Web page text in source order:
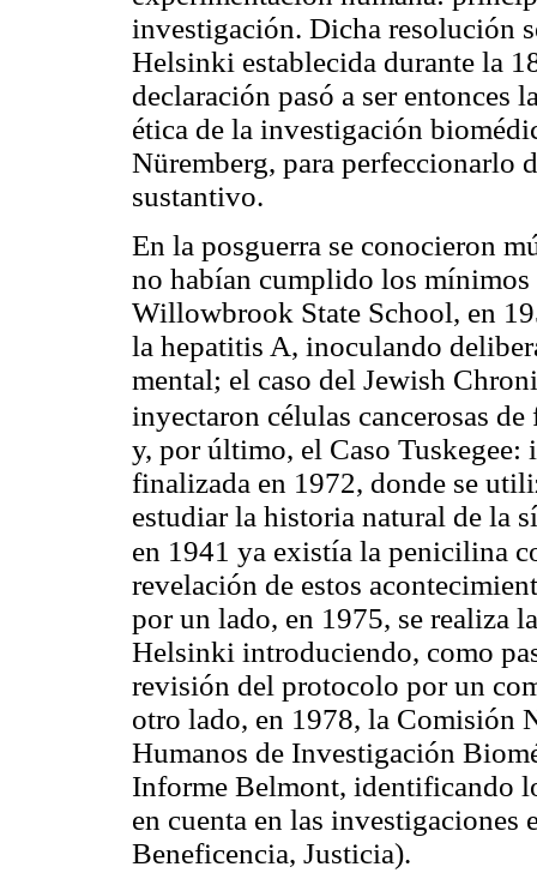
investigación. Dicha resolución
Helsinki establecida durante la
declaración pasó a ser entonces
ética de la investigación
Nüremberg, para perfeccionarlo
sustantivo.
En la posguerra se conocieron
no habían cumplido los mínimos
Willowbrook State School, en
la hepatitis A, inoculando
mental; el caso del Jewish
inyectaron células cancerosas
y, por último, el Caso
finalizada en 1972, donde se
estudiar la historia natural de la
en 1941 ya existía la penicilina
revelación de estos
por un lado, en 1975, se realiza
Helsinki introduciendo, como
revisión del protocolo por un
otro lado, en 1978, la Comisión
Humanos de Investigación
Informe Belmont, identificando
en cuenta en las investigaciones
Beneficencia, Justicia).